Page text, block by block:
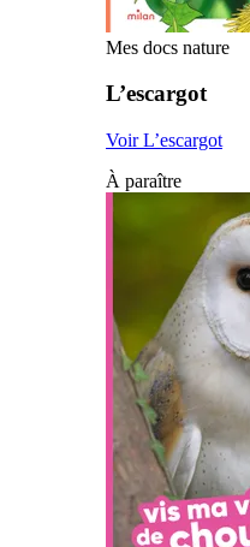
Mes docs nature
L’escargot
Voir L’escargot
À paraître